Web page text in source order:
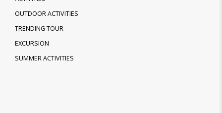
OUTDOOR ACTIVITIES
TRENDING TOUR
EXCURSION
SUMMER ACTIVITIES